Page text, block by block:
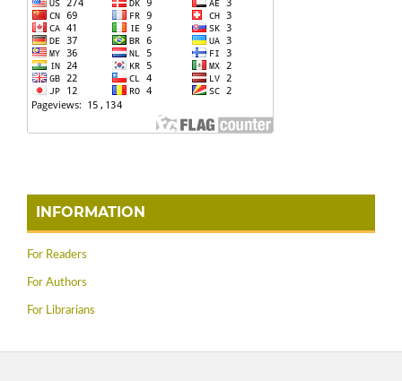
INFORMATION
For Readers
For Authors
For Librarians